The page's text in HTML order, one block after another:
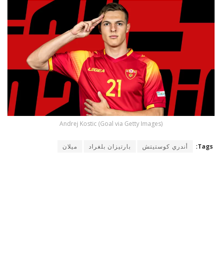
Andrej Kostic (Goal via Getty Images)
Tags: أندري كوستيتش بارتيزان بلغراد ميلان